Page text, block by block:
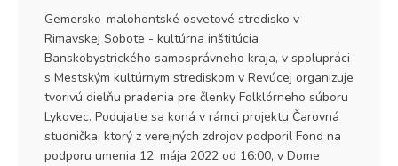
Gemersko-malohontské osvetové stredisko v
Rimavskej Sobote - kultúrna inštitúcia
Banskobystrického samosprávneho kraja, v spolupráci
s Mestským kultúrnym strediskom v Revúcej organizuje
tvorivú dielňu pradenia pre členky Folklórneho súboru
Lykovec. Podujatie sa koná v rámci projektu Čarovná
studnička, ktorý z verejných zdrojov podporil Fond na
podporu umenia 12. mája 2022 od 16:00, v Dome